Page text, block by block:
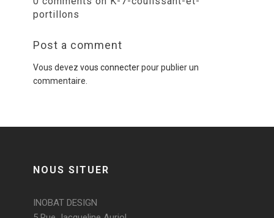
portillons
Post a comment
Vous devez vous connecterpour publier un
commentaire.
NOUS SITUER
INOBAT DESIGN